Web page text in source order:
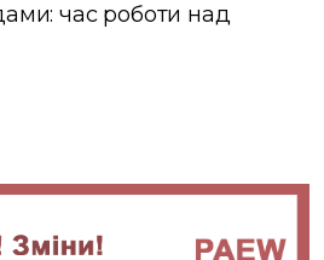
час роботи над